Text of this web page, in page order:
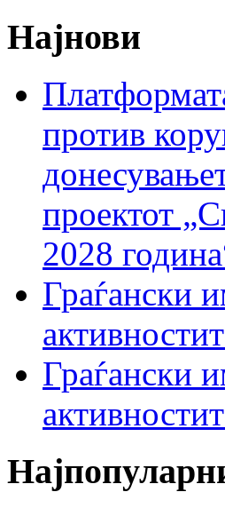
Најнови
против
проектот
2028
Граѓански
Граѓански